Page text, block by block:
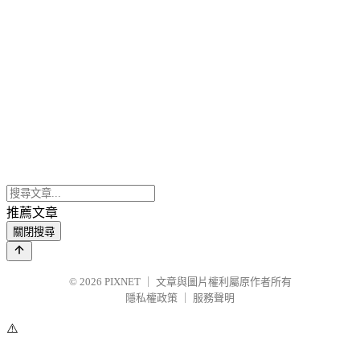
推薦文章
關閉搜尋
© 2026 PIXNET
文章與圖片權利屬原作者所有
隱私權政策
服務聲明
⚠️